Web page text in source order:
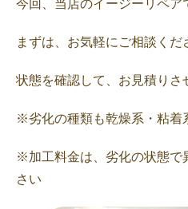
今回、当店のイージーリペア
まずは、お気軽にご相談くだ
状態を確認して、お見積りさ
※劣化の種類も乾燥系・粘着
※加工料金は、劣化の状態で
さい